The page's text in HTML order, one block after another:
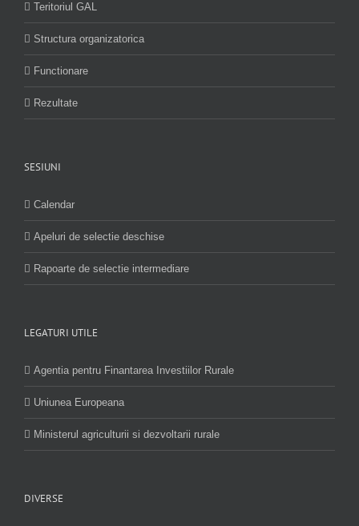
Teritoriul GAL
Structura organizatorica
Functionare
Rezultate
SESIUNI
Calendar
Apeluri de selectie deschise
Rapoarte de selectie intermediare
LEGATURI UTILE
Agentia pentru Finantarea Investiilor Rurale
Uniunea Europeana
Ministerul agriculturii si dezvoltarii rurale
DIVERSE